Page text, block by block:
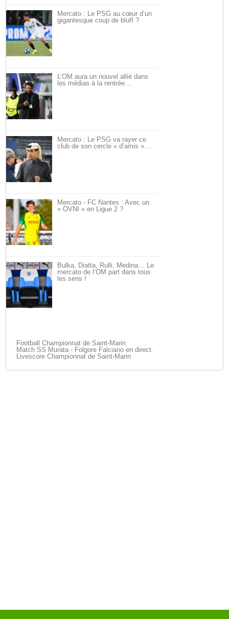
Mercato : Le PSG au cœur d’un
gigantesque coup de bluff ?
L’OM aura un nouvel allié dans
les médias à la rentrée…
Mercato : Le PSG va rayer ce
club de son cercle « d’amis »…
Mercato - FC Nantes : Avec un
« OVNI » en Ligue 2 ?
Bulka, Diatta, Rulli, Medina… Le
mercato de l’OM part dans tous
les sens !
Football Championnat de Saint-Marin
Match SS Murata - Folgore Falciano en direct.
Livescore Championnat de Saint-Marin